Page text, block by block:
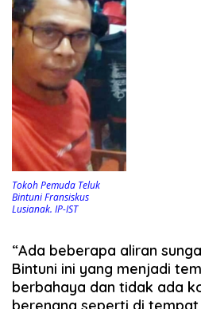
Tokoh Pemuda Teluk
Bintuni Fransiskus
Lusianak. IP-IST
“Ada beberapa aliran
Bintuni ini yang menjadi
berbahaya dan tidak ada